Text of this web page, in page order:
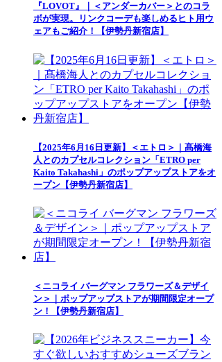
『LOVOT』｜＜アンダーカバー＞とのコラ
ボが実現。リンクコーデも楽しめるヒト用ウ
ェアもご紹介！【伊勢丹新宿店】
【2025年6月16日更新】＜エトロ＞｜髙橋海
人とのカプセルコレクション「ETRO per
Kaito Takahashi」のポップアップストアをオ
ープン【伊勢丹新宿店】
＜ニコライ バーグマン フラワーズ＆デザイ
ン＞｜ポップアップストアが期間限定オープ
ン！【伊勢丹新宿店】